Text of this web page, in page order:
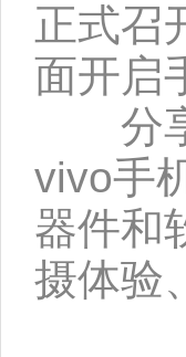
正式召
面开启
分享
vivo手
器件和
摄体验